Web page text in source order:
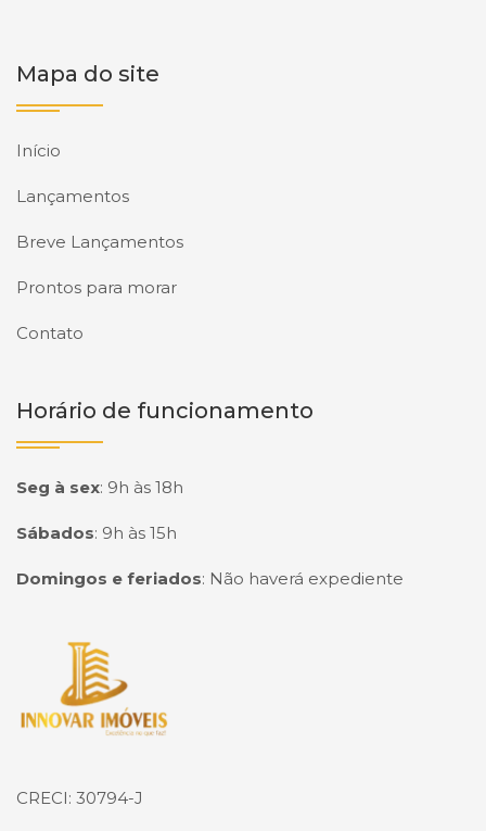
Mapa do site
Início
Lançamentos
Breve Lançamentos
Prontos para morar
Contato
Horário de funcionamento
Seg à sex: 9h às 18h
Sábados: 9h às 15h
Domingos e feriados: Não haverá expediente
Página inicial
CRECI: 30794-J